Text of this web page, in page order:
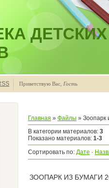
ДЕТСКИХ
Приветствую Вас Гость
Главная » Файлы » Зоопарк
В категории материалов: 3
Показано материалов: 1-3
Сортировать по: Дате ·
ЗООПАРК ИЗ БУМАГИ